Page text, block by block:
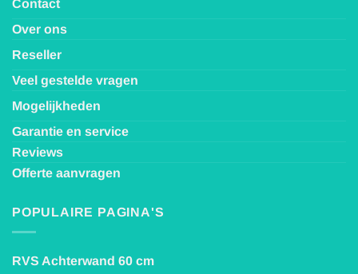
Contact
Over ons
Reseller
Veel gestelde vragen
Mogelijkheden
Garantie en service
Reviews
Offerte aanvragen
POPULAIRE PAGINA'S
RVS Achterwand 60 cm